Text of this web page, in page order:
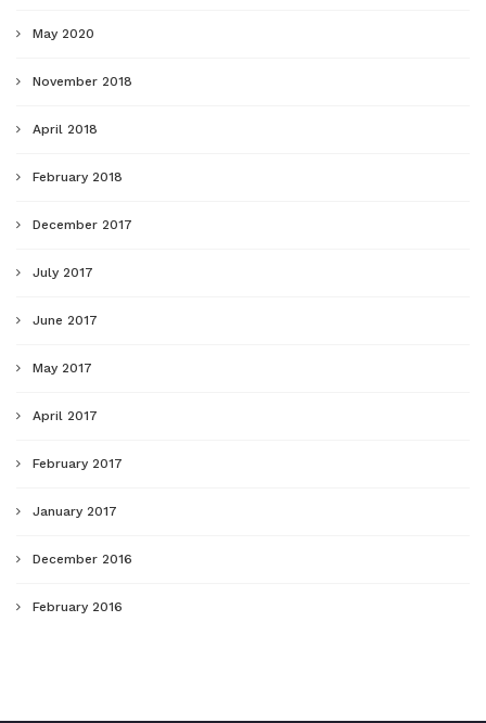
May 2020
November 2018
April 2018
February 2018
December 2017
July 2017
June 2017
May 2017
April 2017
February 2017
January 2017
December 2016
February 2016